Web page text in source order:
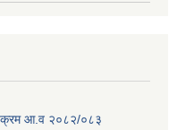
आ.व २०८२/०८३